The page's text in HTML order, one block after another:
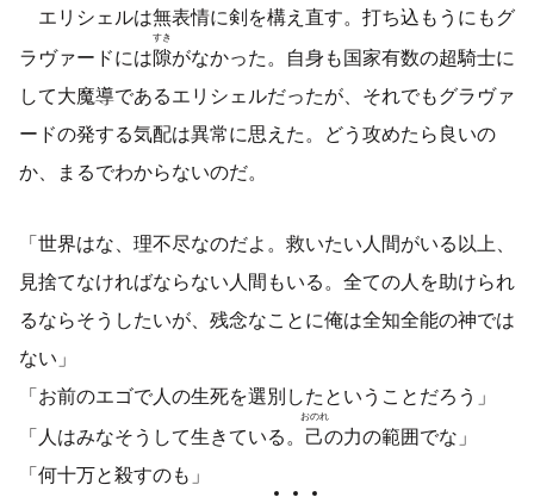
エリシェルは無表情に剣を構え直す。打ち込もうにもグ
ラヴァードには隙
すき
がなかった。自身も国家有数の超騎士に
して大魔導であるエリシェルだったが、それでもグラヴァ
ードの発する気配は異常に思えた。どう攻めたら良いの
か、まるでわからないのだ。
「世界はな、理不尽なのだよ。救いたい人間がいる以上、
見捨てなければならない人間もいる。全ての人を助けられ
るならそうしたいが、残念なことに俺は全知全能の神では
ない」
「お前のエゴで人の生死を選別したということだろう」
「人はみなそうして生きている。 己
おのれ
の力の範囲でな」
「何十万と殺すのも」